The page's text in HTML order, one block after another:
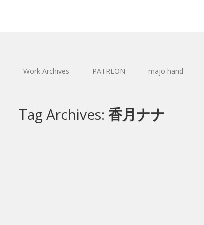
Work Archives PATREON majo hand
Tag Archives: 香月ナナ